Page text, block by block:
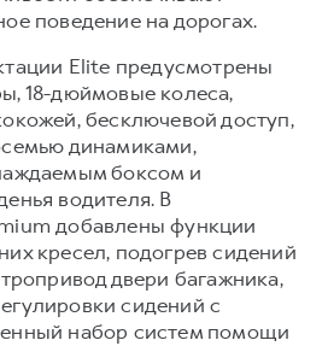
поведение на дорогах.
Elite предусмотрены
18-дюймовые колеса,
бесключевой доступ,
динамиками,
боксом и
водителя. В
добавлены функции
кресел, подогрев сидений
двери багажника,
сидений с
набор систем помощи